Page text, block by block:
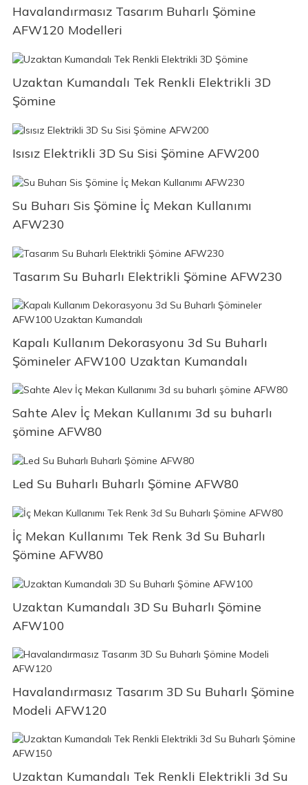
Havalandırmasız Tasarım Buharlı Şömine
AFW120 Modelleri
Uzaktan Kumandalı Tek Renkli Elektrikli 3D
Şömine
Isısız Elektrikli 3D Su Sisi Şömine AFW200
Su Buharı Sis Şömine İç Mekan Kullanımı
AFW230
Tasarım Su Buharlı Elektrikli Şömine AFW230
Kapalı Kullanım Dekorasyonu 3d Su Buharlı
Şömineler AFW100 Uzaktan Kumandalı
Sahte Alev İç Mekan Kullanımı 3d su buharlı
şömine AFW80
Led Su Buharlı Buharlı Şömine AFW80
İç Mekan Kullanımı Tek Renk 3d Su Buharlı
Şömine AFW80
Uzaktan Kumandalı 3D Su Buharlı Şömine
AFW100
Havalandırmasız Tasarım 3D Su Buharlı Şömine
Modeli AFW120
Uzaktan Kumandalı Tek Renkli Elektrikli 3d Su